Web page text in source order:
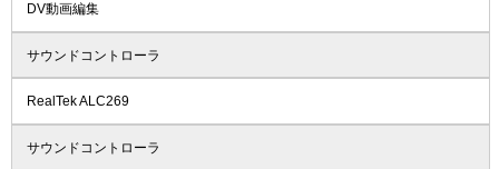
DV動画編集
サウンドコントローラ
RealTek ALC269
サウンドコントローラ